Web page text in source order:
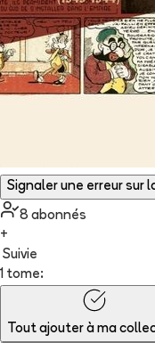
Signaler une erreur sur
8 abonnés
+
Suivie
1 tome:
Tout ajouter à ma